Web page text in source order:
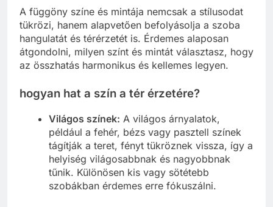
A függöny színe és mintája nemcsak a stílusodat
tükrözi, hanem alapvetően befolyásolja a szoba
hangulatát és térérzetét is. Érdemes alaposan
átgondolni, milyen színt és mintát választasz, hogy
az összhatás harmonikus és kellemes legyen.
hogyan hat a szín a tér érzetére?
Világos színek: A világos árnyalatok,
például a fehér, bézs vagy pasztell színek
tágítják a teret, fényt tükröznek vissza, így a
helyiség világosabbnak és nagyobbnak
tűnik. Különösen kis vagy sötétebb
szobákban érdemes erre fókuszálni.